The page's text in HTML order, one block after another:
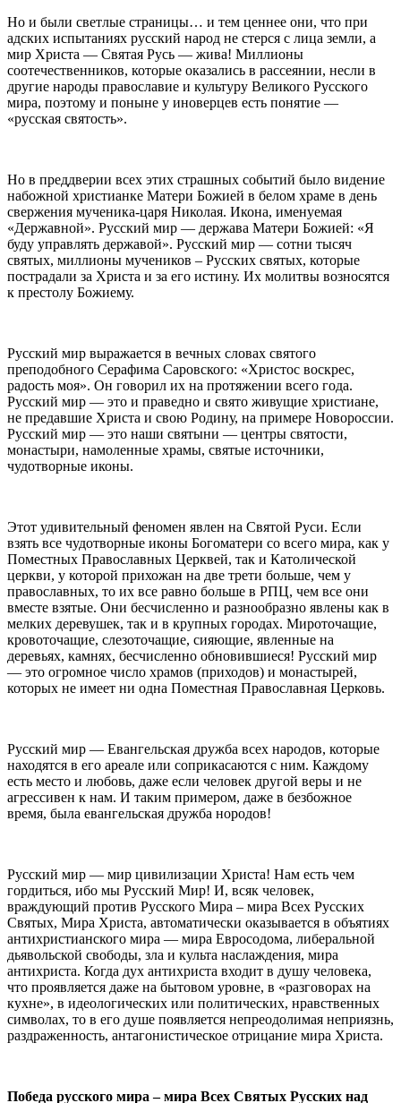
Но и были светлые страницы… и тем ценнее они, что при
адских испытаниях русский народ не стерся с лица земли, а
мир Христа — Святая Русь — жива! Миллионы
соотечественников, которые оказались в рассеянии, несли в
другие народы православие и культуру Великого Русского
мира, поэтому и поныне у иноверцев есть понятие —
«русская святость».
Но в преддверии всех этих страшных событий было видение
набожной христианке Матери Божией в белом храме в день
свержения мученика-царя Николая. Икона, именуемая
«Державной». Русский мир — держава Матери Божией: «Я
буду управлять державой». Русский мир — сотни тысяч
святых, миллионы мучеников – Русских святых, которые
пострадали за Христа и за его истину. Их молитвы возносятся
к престолу Божиему.
Русский мир выражается в вечных словах святого
преподобного Серафима Саровского: «Христос воскрес,
радость моя». Он говорил их на протяжении всего года.
Русский мир — это и праведно и свято живущие христиане,
не предавшие Христа и свою Родину, на примере Новороссии.
Русский мир — это наши святыни — центры святости,
монастыри, намоленные храмы, святые источники,
чудотворные иконы.
Этот удивительный феномен явлен на Святой Руси. Если
взять все чудотворные иконы Богоматери со всего мира, как у
Поместных Православных Церквей, так и Католической
церкви, у которой прихожан на две трети больше, чем у
православных, то их все равно больше в РПЦ, чем все они
вместе взятые. Они бесчисленно и разнообразно явлены как в
мелких деревушек, так и в крупных городах. Мироточащие,
кровоточащие, слезоточащие, сияющие, явленные на
деревьях, камнях, бесчисленно обновившиеся! Русский мир
— это огромное число храмов (приходов) и монастырей,
которых не имеет ни одна Поместная Православная Церковь.
Русский мир — Евангельская дружба всех народов, которые
находятся в его ареале или соприкасаются с ним. Каждому
есть место и любовь, даже если человек другой веры и не
агрессивен к нам. И таким примером, даже в безбожное
время, была евангельская дружба нородов!
Русский мир — мир цивилизации Христа! Нам есть чем
гордиться, ибо мы Русский Мир! И, всяк человек,
враждующий против Русского Мира – мира Всех Русских
Святых, Мира Христа, автоматически оказывается в объятиях
антихристианского мира — мира Евросодома, либеральной
дьявольской свободы, зла и культа наслаждения, мира
антихриста. Когда дух антихриста входит в душу человека,
что проявляется даже на бытовом уровне, в «разговорах на
кухне», в идеологических или политических, нравственных
символах, то в его душе появляется непреодолимая неприязнь,
раздраженность, антагонистическое отрицание мира Христа.
Победа русского мира – мира Всех Святых Русских над